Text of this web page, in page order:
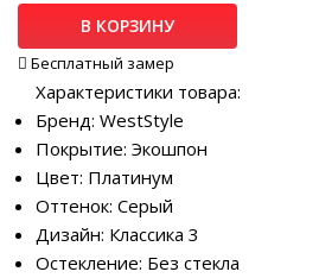
В КОРЗИНУ
Бесплатный замер
Характеристики товара:
Бренд: WestStyle
Покрытие: Экошпон
Цвет: Платинум
Оттенок: Серый
Дизайн: Классика 3
Остекление: Без стекла